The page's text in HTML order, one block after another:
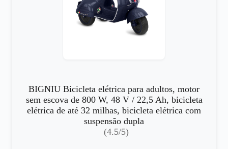
BIGNIU Bicicleta elétrica para adultos, motor
sem escova de 800 W, 48 V / 22,5 Ah, bicicleta
elétrica de até 32 milhas, bicicleta elétrica com
suspensão dupla
(4.5/5)